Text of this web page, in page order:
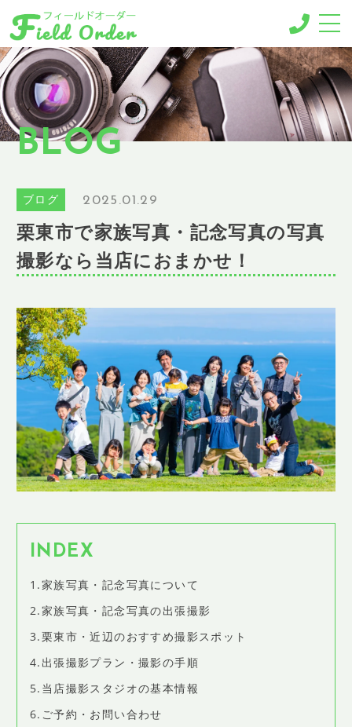
-MENU-
撮影メニュー
-BUSINESS MENU-
法人様向けメニュー
GALLERY
ギャラリー
NEWS
ニュース
BLOG
ブログ
SHOP INFO
店舗情報
CONCEPT
コンセプト
CONTACT
お問い合わせ
アクセス
提携カメラマン・求人情報
BLOG
ブログ 2025.01.29
栗東市で家族写真・記念写真の写真
撮影なら当店におまかせ！
INDEX
1.家族写真・記念写真について
2.家族写真・記念写真の出張撮影
3.栗東市・近辺のおすすめ撮影スポット
4.出張撮影プラン・撮影の手順
5.当店撮影スタジオの基本情報
6.ご予約・お問い合わせ